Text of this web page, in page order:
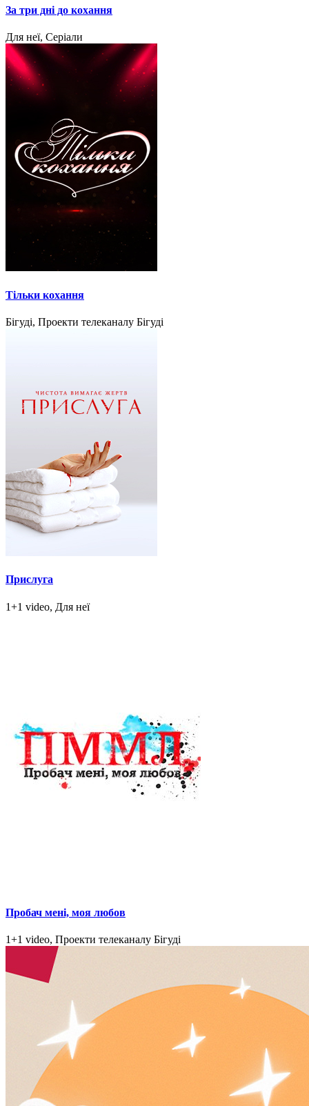
За три дні до кохання
Для неї, Серіали
Тільки кохання
Бігуді, Проекти телеканалу Бігуді
Прислуга
1+1 video, Для неї
Пробач мені, моя любов
1+1 video, Проекти телеканалу Бігуді